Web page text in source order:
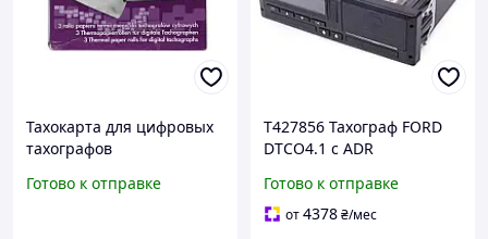
Тахокарта для цифровых
тахографов
Готово к отправке
T427856 Тахограф FORD
DTCO4.1 с ADR
Готово к отправке
от4378₴/мес